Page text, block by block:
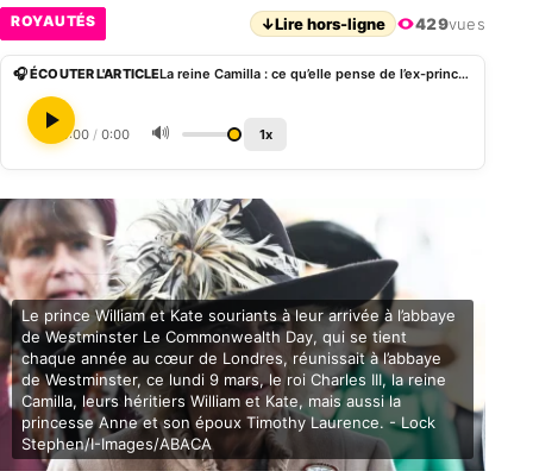
ROYAUTÉS ↓Lire hors-ligne 429vues
🎧 ÉCOUTER L'ARTICLE La reine Camilla : ce qu’elle pense de l’ex-prince Andrew
0:00 / 0:00 🔊 1x
Le prince William et Kate souriants à leur arrivée à l’abbaye
de Westminster Le Commonwealth Day, qui se tient
chaque année au cœur de Londres, réunissait à l’abbaye
de Westminster, ce lundi 9 mars, le roi Charles III, la reine
Camilla, leurs héritiers William et Kate, mais aussi la
princesse Anne et son époux Timothy Laurence. - Lock
Stephen/I-Images/ABACA